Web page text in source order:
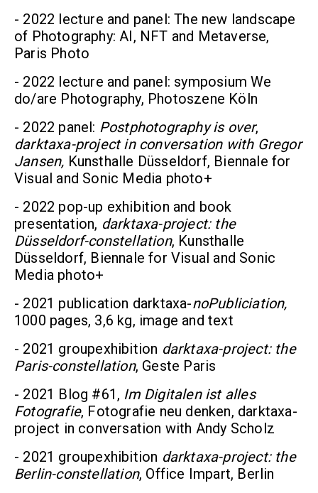
- 2022 lecture and panel: The new landscape
of Photography: AI, NFT and Metaverse,
Paris Photo
- 2022 lecture and panel: symposium We
do/are Photography, Photoszene Köln
- 2022 panel: Postphotography is over,
darktaxa-project in conversation with Gregor
Jansen, Kunsthalle Düsseldorf, Biennale for
Visual and Sonic Media photo+
- 2022 pop-up exhibition and book
presentation, darktaxa-project: the
Düsseldorf-constellation, Kunsthalle
Düsseldorf, Biennale for Visual and Sonic
Media photo+
- 2021 publication darktaxa-noPubliciation,
1000 pages, 3,6 kg, image and text
- 2021 groupexhibition darktaxa-project: the
Paris-constellation, Geste Paris
- 2021 Blog #61, Im Digitalen ist alles
Fotografie, Fotografie neu denken, darktaxa-
project in conversation with Andy Scholz
- 2021 groupexhibition darktaxa-project: the
Berlin-constellation, Office Impart, Berlin